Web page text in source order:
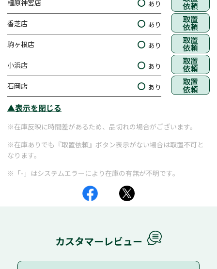
橿原神宮店 あり 依頼
香芝店 あり 取置
依頼
駒ヶ根店 あり 取置
依頼
小浜店 あり 取置
依頼
石岡店 あり 取置
依頼
▲表示を閉じる
※在庫反映に時間差があるため、品切れの場合がございます。
※在庫ありでも『取置依頼』ボタン表示がない場合は取置不可と
なります。
※「-」はシステムエラーにより在庫の有無が不明です。
カスタマーレビュー